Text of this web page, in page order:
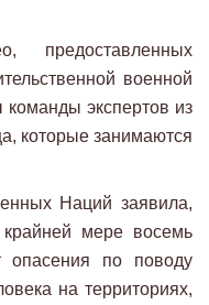
военной
экспертов из
которые занимаются
Наций заявила,
мере восемь
опасения по поводу
на территориях,